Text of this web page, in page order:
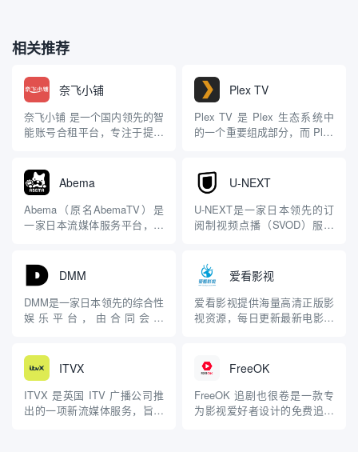
相关推荐
奈飞小铺
奈飞小铺 是一个国内领先的智
能账号合租平台，专注于提供
介绍，基于公开信息和相关网
页内容： 网站概述 奈飞小铺
是一个专业的账号合租平台，
主要服务于希望以较低成本获
Plex TV
Plex TV 是 Plex 生态系统中
的一个重要组成部分，而 Plex
户整理、存储并随时随地访问
他们的个人媒体内容，同时还
提供额外的流媒体服务。 什么
是 Plex TV？ Plex T...
Abema
Abema（原名AbemaTV）是
一家日本流媒体服务平台，由
年4月11日联合推出。它以创
新的“未来电视”为目标，结合
了传统电视的线性直播和现代
视频点播的灵活性，在日本...
U-NEXT
U-NEXT是一家日本领先的订
阅制视频点播（SVOD）服务
身为“GyaO Next”，后于2009
年更名为U-NEXT。作为日本
国内最大的流媒体平台之一，
截至2024年5月，其注册...
DMM
DMM是一家日本领先的综合性
娱乐平台，由合同会社
以数字内容配信起家，从成人
影像制品的贩售和配信开始，
后来逐步扩展到多个领域，形
成了一个集视频、游戏、电子
爱看影视
爱看影视提供海量高清正版影
视资源，每日更新最新电影、
机/电脑多端流畅播放，享受极
致的观影体验！
ITVX
ITVX 是英国 ITV 广播公司推
出的一项新流媒体服务，旨在
FreeOK
FreeOK 追剧也很卷是一款专
为影视爱好者设计的免费追剧